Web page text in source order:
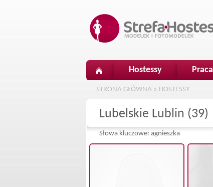
Hostessy Praca
STRONA GŁÓWNA » HOSTESSY
Lubelskie Lublin (39)
Słowa kluczowe: agnieszka